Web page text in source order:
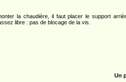
la chaudière, il faut placer le support
libre : pas de blocage de la vis.
Un